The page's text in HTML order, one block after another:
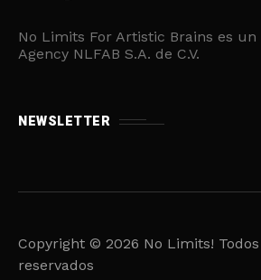
No Limits For Artistic Brains es
Agency NLFAB S.A. de C.V.
NEWSLETTER
Copyright © 2026 No Limits!
reservados